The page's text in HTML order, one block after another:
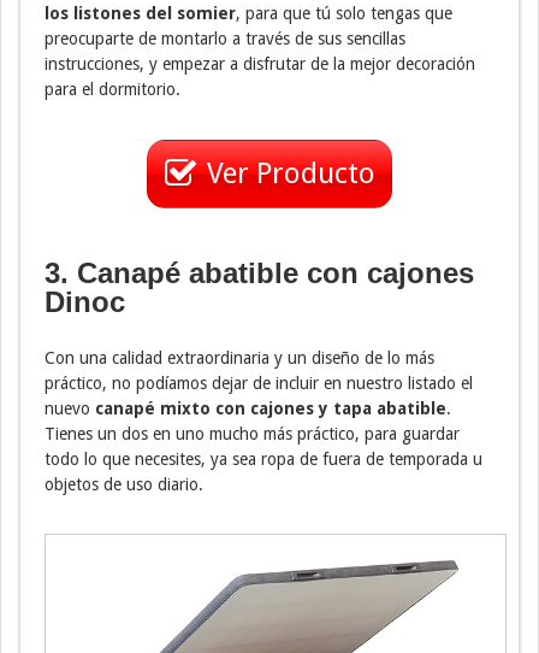
los listones del somier, para que tú solo tengas que
preocuparte de montarlo a través de sus sencillas
instrucciones, y empezar a disfrutar de la mejor decoración
para el dormitorio.
Ver Producto
3. Canapé abatible con cajones
Dinoc
Con una calidad extraordinaria y un diseño de lo más
práctico, no podíamos dejar de incluir en nuestro listado el
nuevo canapé mixto con cajones y tapa abatible.
Tienes un dos en uno mucho más práctico, para guardar
todo lo que necesites, ya sea ropa de fuera de temporada u
objetos de uso diario.